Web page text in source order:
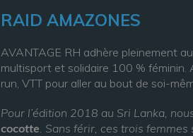
RAID AMAZONES
AVANTAGE RH adhère pleinement
multisport et solidaire 100 % féminin.
run, VTT pour aller au bout de soi-
Pour l’édition 2018 au Sri Lanka,
cocotte. Sans férir, ces trois